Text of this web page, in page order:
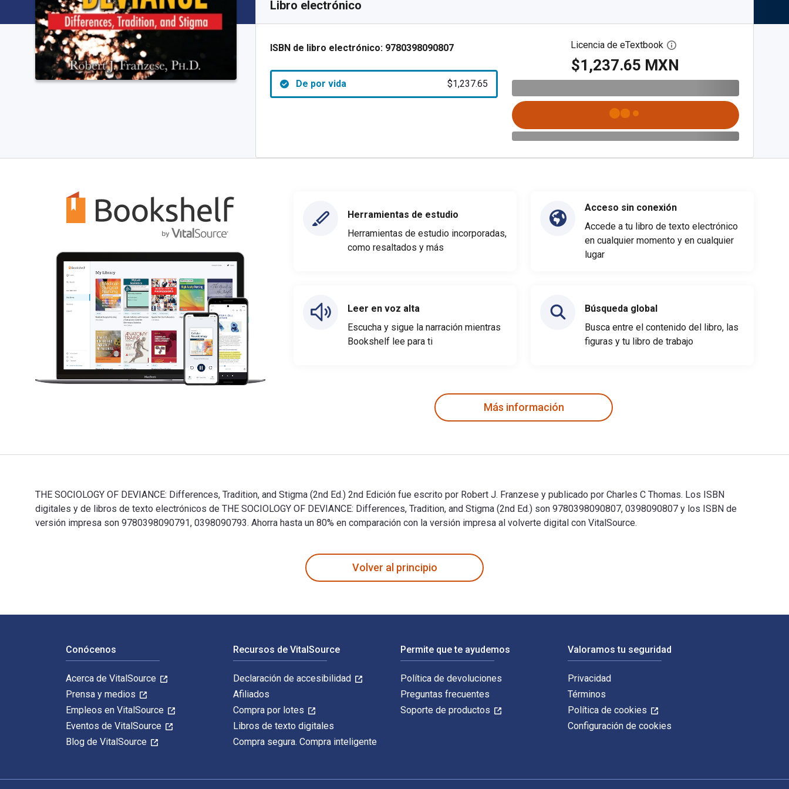
Libro electrónico
ISBN de libro electrónico: 9780398090807
De por vida $1,237.65
Licencia de eTextbook Abre el cuadro de diálogo
$1,237.65 MXN
Herramientas de estudio
Herramientas de estudio incorporadas,
como resaltados y más
Leer en voz alta
Escucha y sigue la narración mientras
Bookshelf lee para ti
Acceso sin conexión
Accede a tu libro de texto electrónico
en cualquier momento y en cualquier
lugar
Búsqueda global
Busca entre el contenido del libro, las
figuras y tu libro de trabajo
Más información
THE SOCIOLOGY OF DEVIANCE: Differences, Tradition, and Stigma (2nd Ed.) 2nd Edición fue escrito por Robert J. Franzese y publicado por Charles C Thomas. Los ISBN
digitales y de libros de texto electrónicos de THE SOCIOLOGY OF DEVIANCE: Differences, Tradition, and Stigma (2nd Ed.) son 9780398090807, 0398090807 y los ISBN de
versión impresa son 9780398090791, 0398090793. Ahorra hasta un 80% en comparación con la versión impresa al volverte digital con VitalSource.
Volver al principio
Conócenos
Acerca de VitalSource
Prensa y medios
Empleos en VitalSource
Eventos de VitalSource
Blog de VitalSource
Recursos de VitalSource
Declaración de accesibilidad
Afiliados
Compra por lotes
Libros de texto digitales
Compra segura. Compra inteligente
Permite que te ayudemos
Política de devoluciones
Preguntas frecuentes
Soporte de productos
Valoramos tu seguridad
Privacidad
Términos
Política de cookies
Configuración de cookies